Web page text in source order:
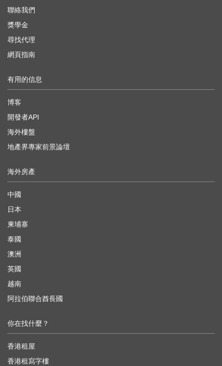
聯絡我們
獎學金
尋找代理
網頁指南
有用的信息
博客
開發者API
海外樓盤
地產界專家前景論壇
海外房產
中國
日本
柬埔寨
泰國
澳洲
英國
越南
阿拉伯聯合酋長國
你在找什麼？
香港租屋
香港租寫字樓